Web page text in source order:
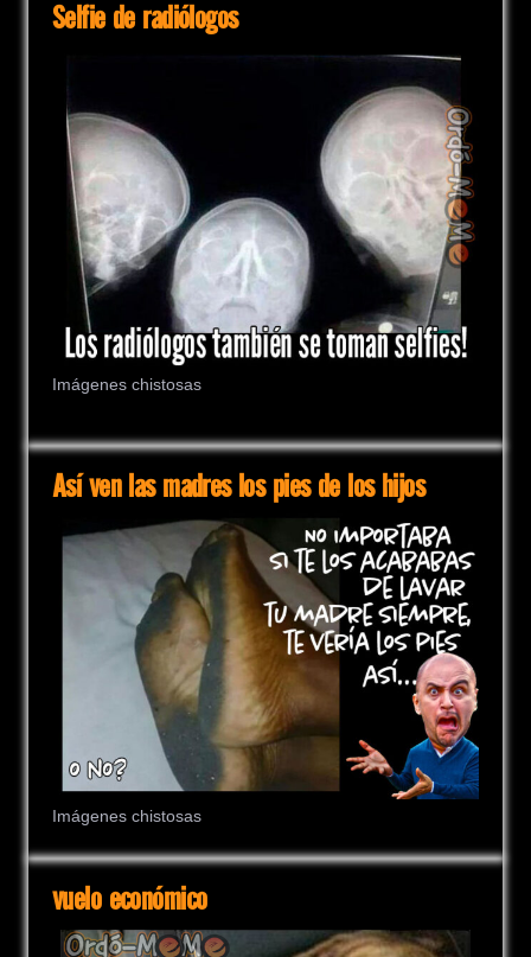
Selfie de radiólogos
Imágenes chistosas
Así ven las madres los pies de los hijos
Imágenes chistosas
vuelo económico